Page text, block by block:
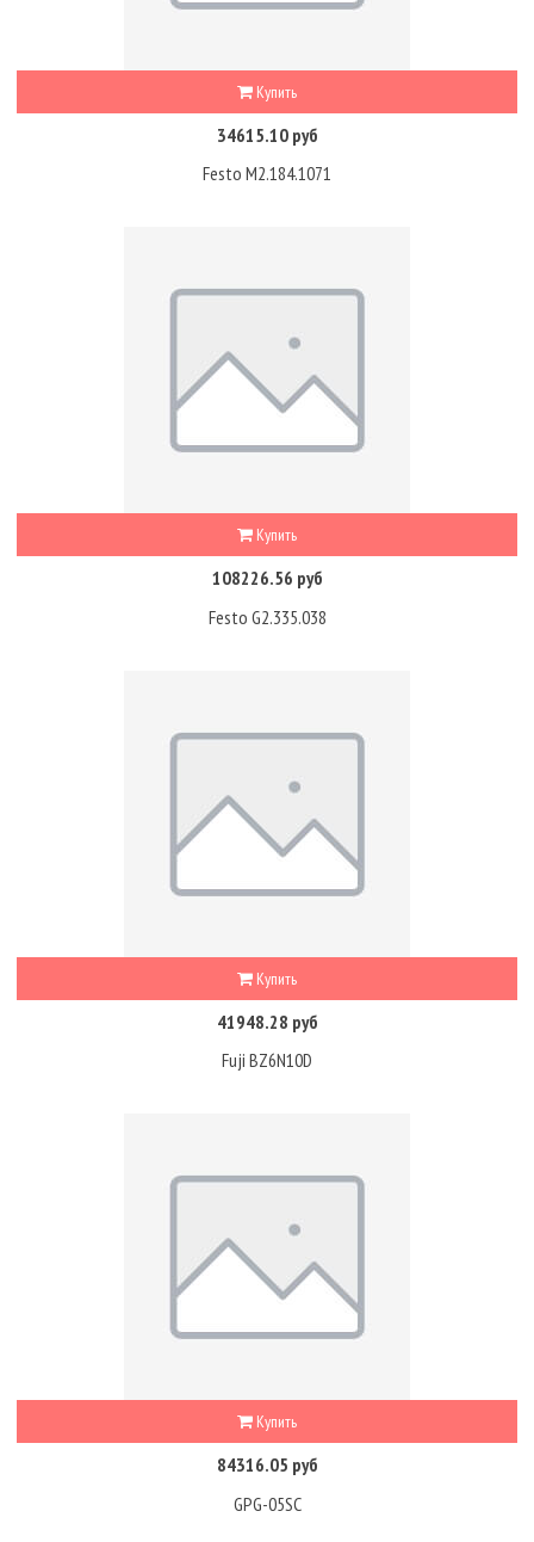
Купить
34615.10 руб
Festo M2.184.1071
Купить
108226.56 руб
Festo G2.335.038
Купить
41948.28 руб
Fuji BZ6N10D
Купить
84316.05 руб
GPG-05SC